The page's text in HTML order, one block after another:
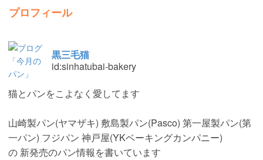
プロフィール
黒三毛猫
id:sinhatubai-bakery
猫とパンをこよなく愛してます
山崎製パン(ヤマザキ) 敷島製パン(Pasco) 第一屋製パン(第
一パン) フジパン 神戸屋(YKベーキングカンパニー)
の 新発売のパン情報を書いています